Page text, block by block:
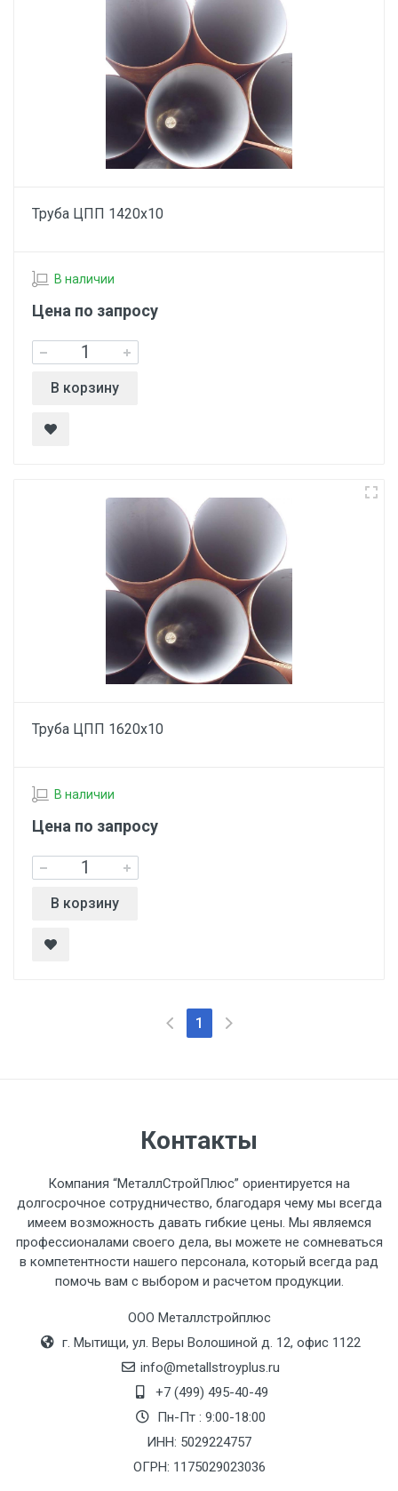
Труба ЦПП 1420х10
В наличии
Цена по запросу
В корзину
Труба ЦПП 1620х10
В наличии
Цена по запросу
В корзину
1
Контакты
Компания “МеталлСтройПлюс” ориентируется на
долгосрочное сотрудничество, благодаря чему мы всегда
имеем возможность давать гибкие цены. Мы являемся
профессионалами своего дела, вы можете не сомневаться
в компетентности нашего персонала, который всегда рад
помочь вам с выбором и расчетом продукции.
ООО Металлстройплюс
г. Мытищи, ул. Веры Волошиной д. 12, офис 1122
info@metallstroyplus.ru
+7 (499) 495-40-49
Пн-Пт : 9:00-18:00
ИНН: 5029224757
ОГРН: 1175029023036